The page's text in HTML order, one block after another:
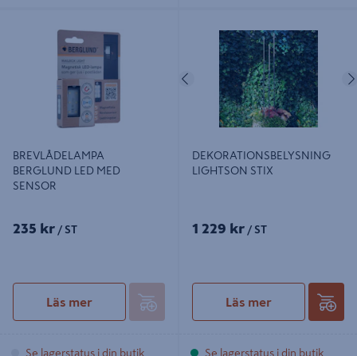
MED SENSOR
BREVLÅDELAMPA
BERGLUND LED MED
SENSOR
235 kr / ST
Läs mer
Se lagerstatus i din butik
LIGHTSON STIX
Föregående
DEKORATIONSBELYSNING
LIGHTSON STIX
1 229 kr / ST
Läs mer
Se lagerstatus i din butik